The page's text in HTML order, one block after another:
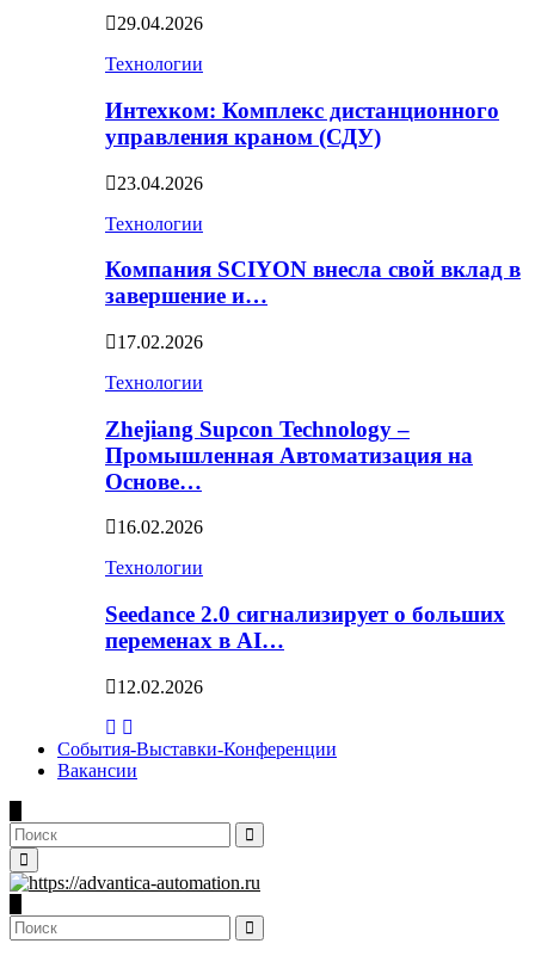
29.04.2026
Технологии
Интехком: Комплекс дистанционного
управления краном (СДУ)
23.04.2026
Технологии
Компания SCIYON внесла свой вклад в
завершение и…
17.02.2026
Технологии
Zhejiang Supcon Technology –
Промышленная Автоматизация на
Основе…
16.02.2026
Технологии
Seedance 2.0 сигнализирует о больших
переменах в AI…
12.02.2026
События-Выставки-Конференции
Вакансии
Search
for:
Search
Primary
Menu
Search
for:
Search